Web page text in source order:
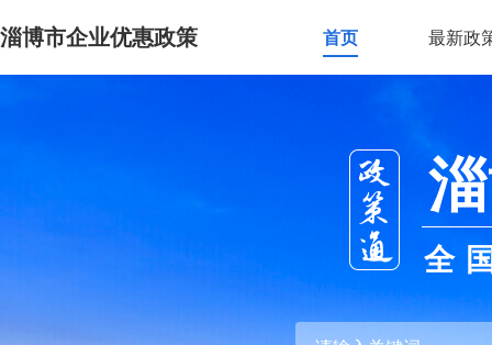
淄博市企业优惠政策 首页 最新政
全